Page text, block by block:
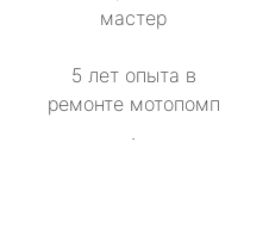
мастер
5 лет опыта в
ремонте мотопомп
.